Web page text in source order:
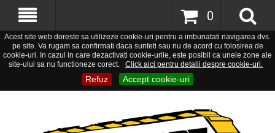
Acest site web doreste sa utilizeze cookie-uri pentru a imbunatati navigarea dvs.
pe site. Va rugam sa confirmati daca sunteti sau nu de acord cu folosirea de
cookie-uri. In cazul in care dezactivati cookie-urile, este posibil ca unele zone ale
site-ului sa nu functioneze corect.
Click aici pentru detalii despre cookie-uri.
Refuz Accept cookie-uri
0